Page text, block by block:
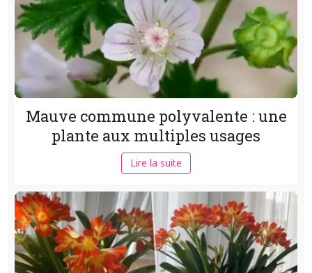
Mauve commune polyvalente : une
plante aux multiples usages
Lire la suite